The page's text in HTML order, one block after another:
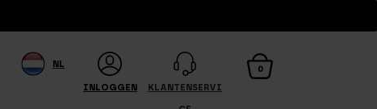
NL
INLOGGEN KLANTENSERVI
0